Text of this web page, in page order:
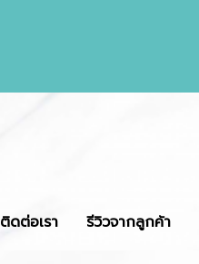
ติดต่อเรา รีวิวจากลูกค้า